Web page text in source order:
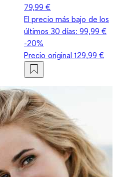
79,99 €
El precio más bajo de los
últimos 30 días:99,99 €
-20%
Precio original129,99 €